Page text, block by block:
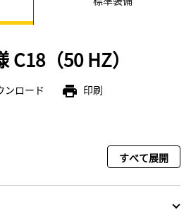
C18（50 HZ）
ンロード print 印刷
すべて展開